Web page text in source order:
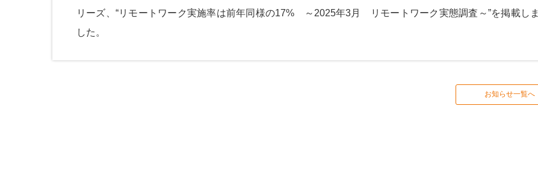
リーズ、 “リモートワーク実施率は前年同様の17% ～2025年3月 リモートワーク実態調査～”を掲載しま
した。
お知らせ一覧へ